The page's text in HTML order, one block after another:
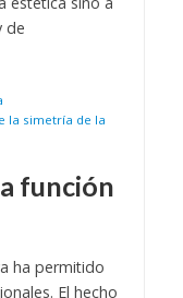
de
la simetría de la
función
ha permitido
El hecho